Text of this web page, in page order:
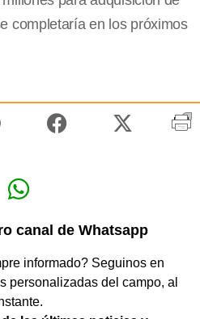
completaría en los próximos
canal de Whatsapp
informado? Seguinos en
personalizadas del campo, al